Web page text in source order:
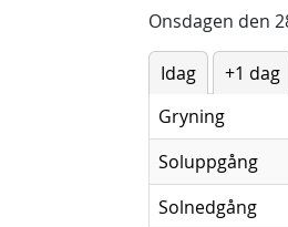
Onsdagen den
Idag +1 dag
Gryning
Soluppgång
Solnedgång